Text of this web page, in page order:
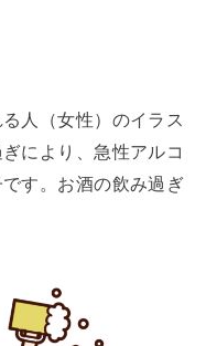
人（女性）のイラス
により、急性アルコ
す。お酒の飲み過ぎ